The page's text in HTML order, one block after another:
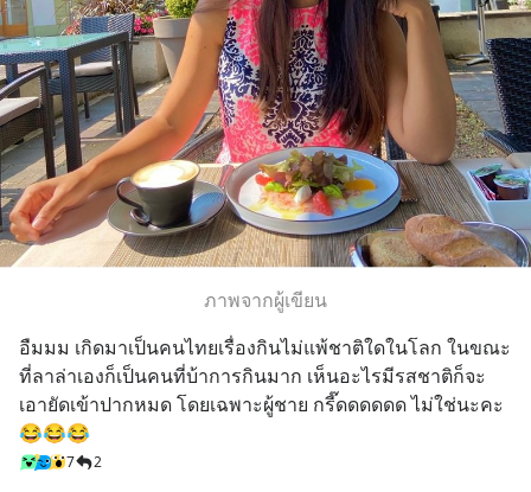
ภาพจากผู้เขียน
อืมมม เกิดมาเป็นคนไทยเรื่องกินไม่แพ้ชาติใดในโลก ในขณะ
ที่ลาล่าเองก็เป็นคนที่บ้าการกินมาก เห็นอะไรมีรสชาติก็จะ
เอายัดเข้าปากหมด โดยเฉพาะผู้ชาย กรี๊ดดดดดด ไม่ใช่นะคะ
😂😂😂
7 2